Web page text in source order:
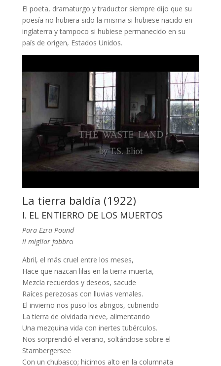
El poeta, dramaturgo y traductor siempre dijo que su
poesía no hubiera sido la misma si hubiese nacido en
inglaterra y tampoco si hubiese permanecido en su
país de origen, Estados Unidos.
La tierra baldía (1922)
I. EL ENTIERRO DE LOS MUERTOS
Para Ezra Pound
il miglior fabbro
Abril, el más cruel entre los meses,
Hace que nazcan lilas en la tierra muerta,
Mezcla recuerdos y deseos, sacude
Raíces perezosas con lluvias vemales.
El invierno nos puso los abrigos, cubriendo
La tierra de olvidada nieve, alimentando
Una mezquina vida con inertes tubérculos.
Nos sorprendió el verano, soltándose sobre el
Stambergersee
Con un chubasco; hicimos alto en la columnata